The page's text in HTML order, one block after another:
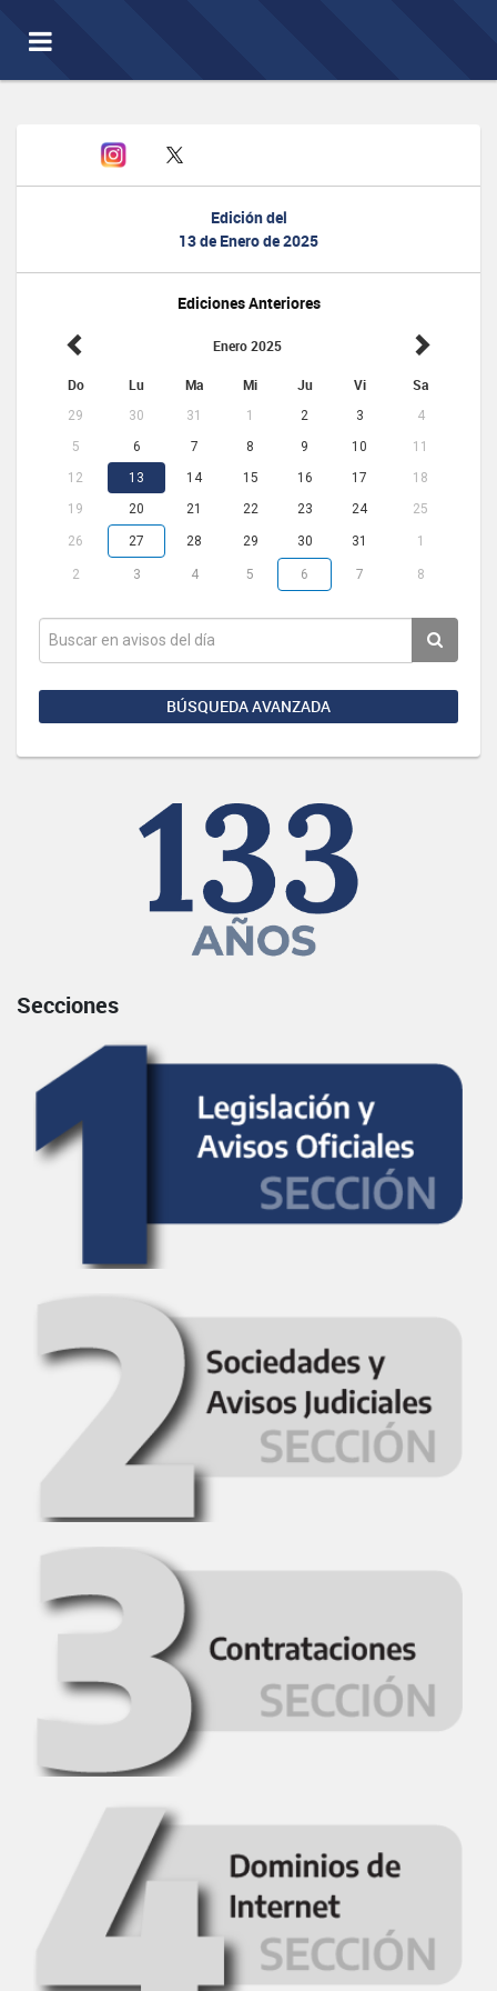
Toggle
navigation
Edición del
13 de Enero de 2025
Ediciones Anteriores
Enero 2025
Do Lu Ma Mi Ju Vi Sa
29 30 31 1 2 3
4
5
6 7 8 9 10
11
12
13 14 15 16 17
18
19
20 21 22 23 24 25
26 27 28 29 30 31 1
2 3 4 5 6 7 8
BÚSQUEDA AVANZADA
Secciones